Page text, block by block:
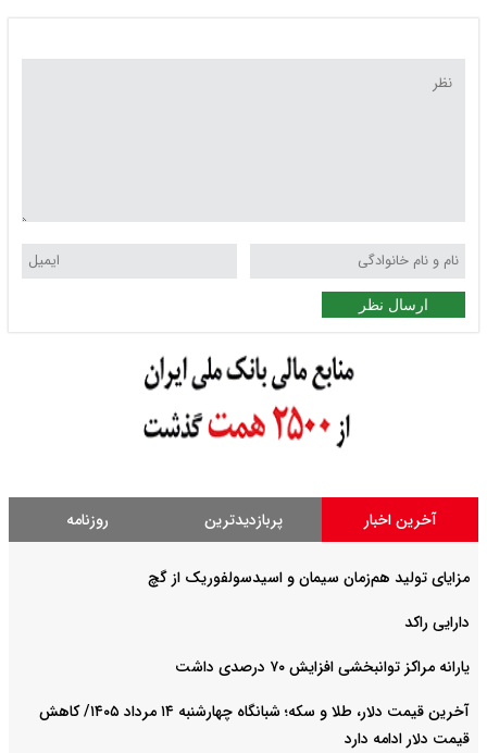
ارسال نظر
آخرین اخبار پربازدیدترین روزنامه
مزایای تولید هم‌زمان سیمان و اسیدسولفوریک از گچ
دارایی راکد
یارانه مراکز توانبخشی افزایش ۷۰ درصدی داشت
آخرین قیمت دلار، طلا و سکه؛ شبانگاه چهارشنبه ۱۴ مرداد ۱۴۰۵/ کاهش
قیمت دلار ادامه دارد